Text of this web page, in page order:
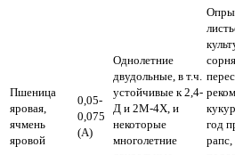
Пшеница
яровая,
ячмень
яровой
0,05-
0,075
(А)
Однолетние
двудольные, в т.ч.
устойчивые к 2,4-
Д и 2М-4Х, и
некоторые
многолетние
год